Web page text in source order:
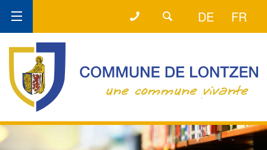
FR
DE
LA LIGNE DIRECTE +32 (0) 87 89 80 58